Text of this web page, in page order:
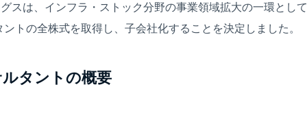
スは、インフラ・ストック分野の事業領域拡大の一環とし
ントの全株式を取得し、子会社化することを決定しました。
タントの概要